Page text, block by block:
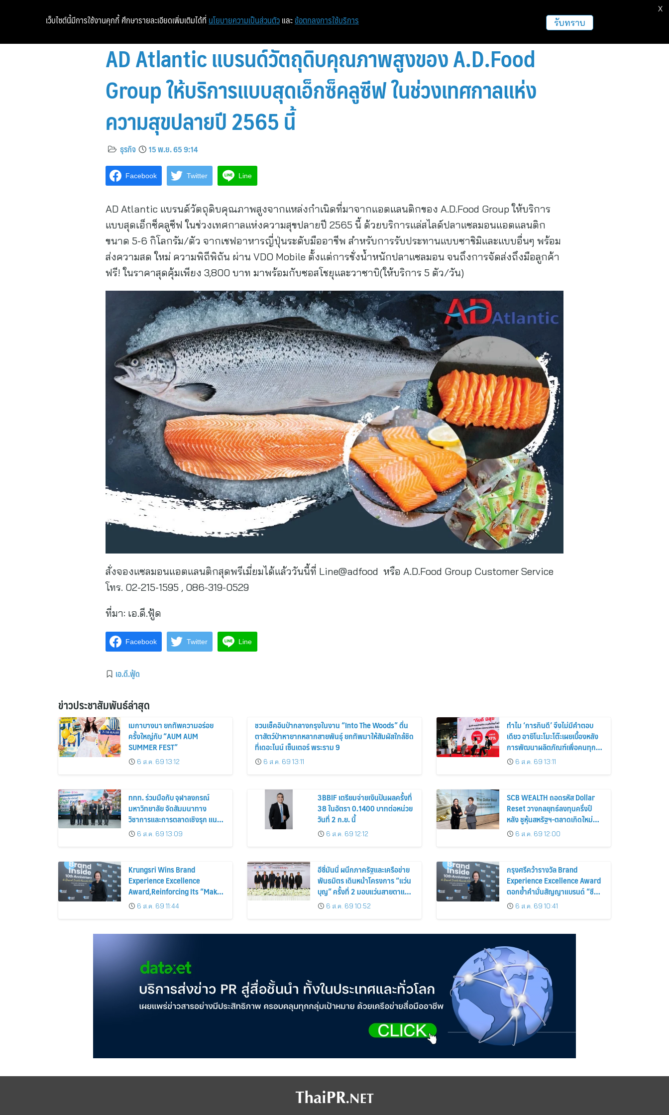
AD Atlantic แบรนด์วัตถุดิบคุณภาพสูงของ A.D.Food
Group ให้บริการแบบสุดเอ็กซ็คลูซีฟ ในช่วงเทศกาลแห่ง
ความสุขปลายปี 2565 นี้
ธุรกิจ 15 พ.ย. 65 9:14
Facebook Twitter Line
AD Atlantic แบรนด์วัตถุดิบคุณภาพสูงจากแหล่งกำเนิดที่มาจากแอตแลนติกของ A.D.Food Group ให้บริการ
แบบสุดเอ็กซ็คลูซีฟ ในช่วงเทศกาลแห่งความสุขปลายปี 2565 นี้ ด้วยบริการแล่สไลด์ปลาแซลมอนแอตแลนติก
ขนาด 5-6 กิโลกรัม/ตัว จากเชฟอาหารญี่ปุ่นระดับมืออาชีพ สำหรับการรับประทานแบบซาชิมิและแบบอื่นๆ พร้อม
ส่งความสด ใหม่ ความพิถีพิถัน ผ่าน VDO Mobile ตั้งแต่การชั่งน้ำหนักปลาแซลมอน จนถึงการจัดส่งถึงมือลูกค้า
ฟรี! ในราคาสุดคุ้มเพียง 3,800 บาท มาพร้อมกับซอสโชยุและวาซาบิ(ให้บริการ 5 ตัว/วัน)
สั่งจองแซลมอนแอตแลนติกสุดพรีเมี่ยมได้แล้ววันนี้ที่ Line@adfood หรือ A.D.Food Group Customer Service
โทร. 02-215-1595 , 086-319-0529
ที่มา: เอ.ดี.ฟู้ด
Facebook Twitter Line
เอ.ดี.ฟู้ด
ข่าวประชาสัมพันธ์ล่าสุด
เมกาบางนา ยกทัพความอร่อย
ครั้งใหญ่กับ “AUM AUM
SUMMER FEST”
6 ส.ค. 69 13:12
ชวนเช็คอินป่ากลางกรุงในงาน “Into The Woods” ตื่น
ตาสัตว์ป่าหายากหลากสายพันธุ์ ยกทัพมาให้สัมผัสใกล้ชิด
ที่เดอะไนน์ เซ็นเตอร์ พระราม 9
6 ส.ค. 69 13:11
ทำไม ‘การกินดี’ จึงไม่มีคำตอบ
เดียว อายิโนะโมะโต๊ะเผยเบื้องหลัง
การพัฒนาผลิตภัณฑ์เพื่อคนทุก
ไลฟ์สไตล์
6 ส.ค. 69 13:11
ททท. ร่วมมือกับ จุฬาลงกรณ์
มหาวิทยาลัย จัดสัมมนาทาง
วิชาการและการตลาดเชิงรุก แนะ
เคล็ดลับปรับธุรกิจท่องเที่ยวไทย
“ขายได้ ขายดี ขายนาน”
6 ส.ค. 69 13:09
3BBIF เตรียมจ่ายเงินปันผลครั้งที่
38 ในอัตรา 0.1400 บาทต่อหน่วย
วันที่ 2 ก.ย. นี้
6 ส.ค. 69 12:12
SCB WEALTH ถอดรหัส Dollar
Reset วางกลยุทธ์ลงทุนครึ่งปี
หลัง ชูหุ้นสหรัฐฯ-ตลาดเกิดใหม่
ผนวกบอนด์ระยะสั้น-กลางเสริม
พอร์ตแกร่ง
6 ส.ค. 69 12:00
Krungsri Wins Brand
Experience Excellence
Award,Reinforcing Its “Make
Life Simple” Brand Promise
6 ส.ค. 69 11:44
อีซี่มันนี่ ผนึกภาครัฐและเครือข่าย
พันธมิตร เดินหน้าโครงการ “แว่น
บุญ” ครั้งที่ 2 มอบแว่นสายตาแก่
ประชาชน 600 คน ขยายโอกาส
การมองเห็นสู่ชุมชนไทย
6 ส.ค. 69 10:52
กรุงศรีคว้ารางวัล Brand
Experience Excellence Award
ตอกย้ำคำมั่นสัญญาแบรนด์ “ชีวิต
ง่าย ได้ทุกวัน”
6 ส.ค. 69 10:41
เว็บไซต์นี้มีการใช้งานคุกกี้ ศึกษารายละเอียดเพิ่มเติมได้ที่ นโยบายความเป็นส่วนตัว และ ข้อตกลงการใช้บริการ รับทราบ
X